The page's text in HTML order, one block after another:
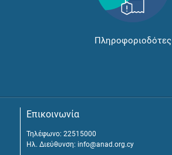
Πληροφοριοδότες
Επικοινωνία
Τηλέφωνο: 22515000
Ηλ. Διεύθυνση: info@anad.org.cy